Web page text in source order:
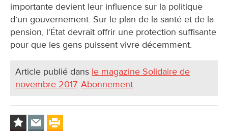
importante devient leur influence sur la politique
d’un gouvernement. Sur le plan de la santé et de la
pension, l’État devrait offrir une protection suffisante
pour que les gens puissent vivre décemment.
Article publié dans le magazine Solidaire de
novembre 2017. Abonnement.